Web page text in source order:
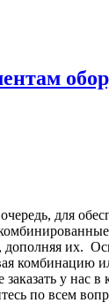
для
их.
комбинацию
заказать у
по всем